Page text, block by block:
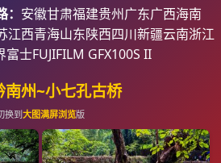
安徽甘肃福建贵州广东广西海南
江西青海山东陕西四川新疆云南浙江
富士FUJIFILM GFX100S II
南州~小七孔古桥
换到大图满屏浏览版